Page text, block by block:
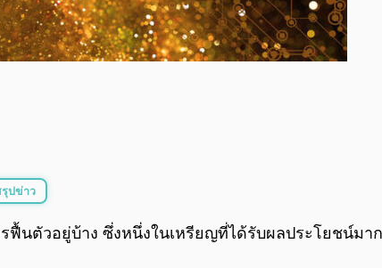
ปข่าว
ฟื้นตัวอยู่บ้าง ซึ่งหนึ่งในเหรียญที่ได้รับผลประโยชน์ม